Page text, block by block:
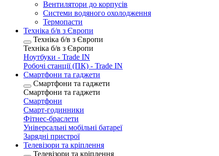
Вентилятори до корпусів
Системи водяного охолодження
Термопасти
Техніка б/в з Європи
Техніка б/в з Європи
Техніка б/в з Європи
Ноутбуки - Trade IN
Робочі станції (ПК) - Trade IN
Смартфони та гаджети
Смартфони та гаджети
Смартфони та гаджети
Смартфони
Смарт-годинники
Фітнес-браслети
Універсальні мобільні батареї
Зарядні пристрої
Телевізори та кріплення
Телевізори та кріплення